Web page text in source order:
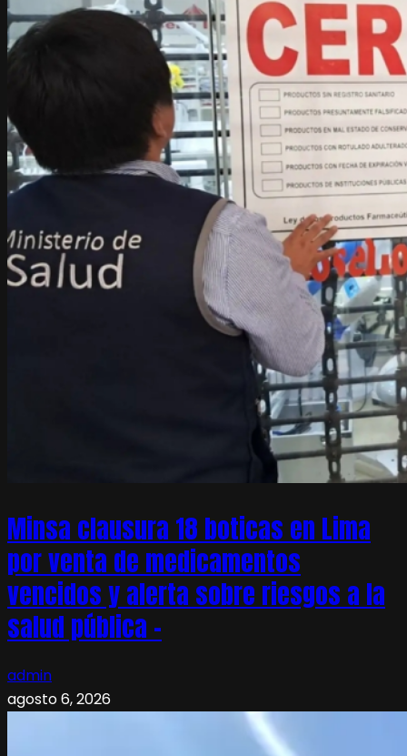
Minsa clausura 18 boticas en Lima
por venta de medicamentos
vencidos y alerta sobre riesgos a la
salud pública –
admin
agosto 6, 2026